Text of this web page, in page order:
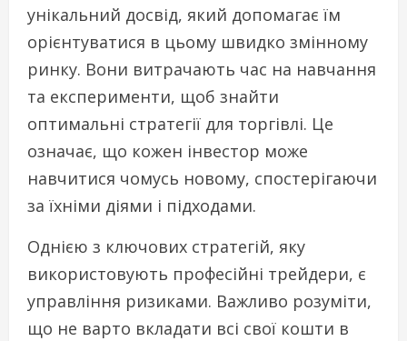
унікальний досвід, який допомагає їм
орієнтуватися в цьому швидко змінному
ринку. Вони витрачають час на навчання
та експерименти, щоб знайти
оптимальні стратегії для торгівлі. Це
означає, що кожен інвестор може
навчитися чомусь новому, спостерігаючи
за їхніми діями і підходами.
Однією з ключових стратегій, яку
використовують професійні трейдери, є
управління ризиками. Важливо розуміти,
що не варто вкладати всі свої кошти в